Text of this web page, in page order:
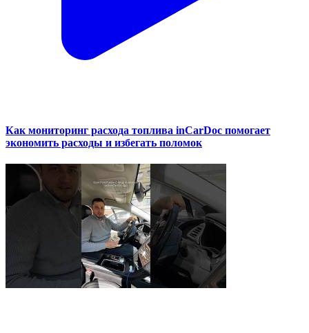
Как мониторинг расхода топлива inCarDoc помогает
экономить расходы и избегать поломок